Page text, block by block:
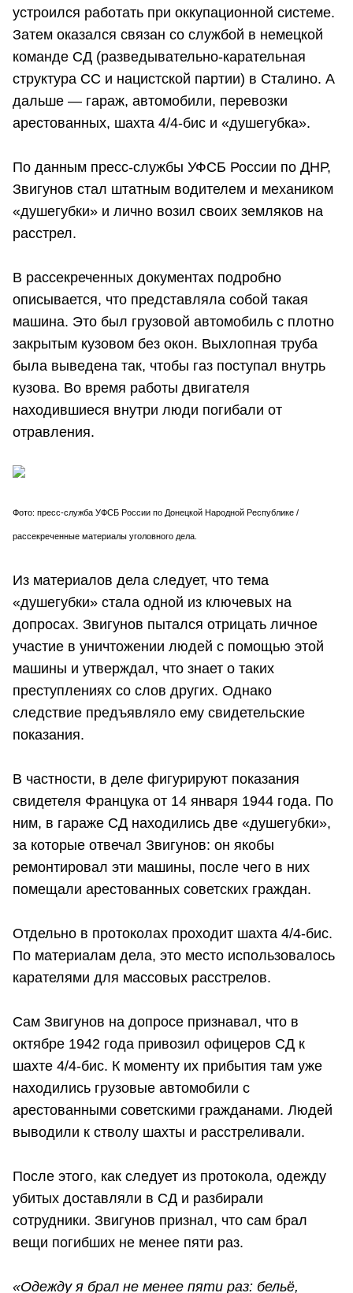
устроился работать при оккупационной системе.
Затем оказался связан со службой в немецкой
команде СД (разведывательно-карательная
структура СС и нацистской партии) в Сталино. А
дальше — гараж, автомобили, перевозки
арестованных, шахта 4/4-бис и «душегубка».
По данным пресс-службы УФСБ России по ДНР,
Звигунов стал штатным водителем и механиком
«душегубки» и лично возил своих земляков на
расстрел.
В рассекреченных документах подробно
описывается, что представляла собой такая
машина. Это был грузовой автомобиль с плотно
закрытым кузовом без окон. Выхлопная труба
была выведена так, чтобы газ поступал внутрь
кузова. Во время работы двигателя
находившиеся внутри люди погибали от
отравления.
Фото: пресс-служба УФСБ России по Донецкой Народной Республике /
рассекреченные материалы уголовного дела.
Из материалов дела следует, что тема
«душегубки» стала одной из ключевых на
допросах. Звигунов пытался отрицать личное
участие в уничтожении людей с помощью этой
машины и утверждал, что знает о таких
преступлениях со слов других. Однако
следствие предъявляло ему свидетельские
показания.
В частности, в деле фигурируют показания
свидетеля Францука от 14 января 1944 года. По
ним, в гараже СД находились две «душегубки»,
за которые отвечал Звигунов: он якобы
ремонтировал эти машины, после чего в них
помещали арестованных советских граждан.
Отдельно в протоколах проходит шахта 4/4-бис.
По материалам дела, это место использовалось
карателями для массовых расстрелов.
Сам Звигунов на допросе признавал, что в
октябре 1942 года привозил офицеров СД к
шахте 4/4-бис. К моменту их прибытия там уже
находились грузовые автомобили с
арестованными советскими гражданами. Людей
выводили к стволу шахты и расстреливали.
После этого, как следует из протокола, одежду
убитых доставляли в СД и разбирали
сотрудники. Звигунов признал, что сам брал
вещи погибших не менее пяти раз.
«Одежду я брал не менее пяти раз: бельё,